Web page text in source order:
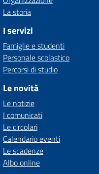
La storia
I servizi
Famiglie e studenti
Personale scolastico
Percorsi di studio
Le novità
Le notizie
I comunicati
Le circolari
Calendario eventi
Le scadenze
Albo online